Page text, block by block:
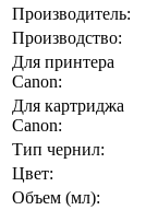
Производитель:
Производство:
Для принтера
Canon:
Для картриджа
Canon:
Тип чернил:
Цвет:
Объем (мл):